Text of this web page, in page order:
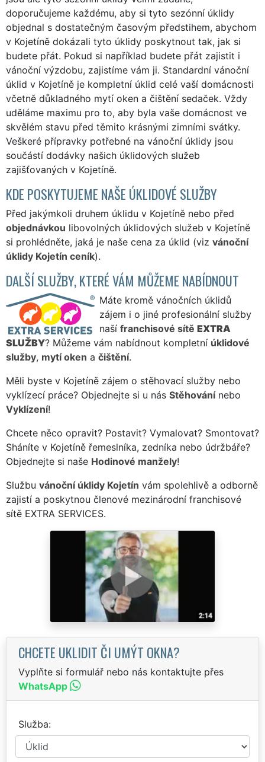
doporučujeme každému, aby si tyto sezónní úklidy
objednal s dostatečným časovým předstihem, abychom
v Kojetíně dokázali tyto úklidy poskytnout tak, jak si
budete přát. Pokud si například budete přát zajistit i
vánoční výzdobu, zajistíme vám ji. Standardní vánoční
úklid v Kojetíně je kompletní úklid celé vaší domácnosti
včetně důkladného mytí oken a čištění sedaček. Vždy
uděláme maximu pro to, aby byla vaše domácnost ve
skvělém stavu před těmito krásnými zimními svátky.
Veškeré přípravky potřebné na vánoční úklidy jsou
součástí dodávky našich úklidových služeb
zajišťovaných v Kojetíně.
KDE POSKYTUJEME NAŠE ÚKLIDOVÉ SLUŽBY
Před jakýmkoli druhem úklidu v Kojetíně nebo před
objednávkou libovolných úklidových služeb v Kojetíně
si prohlédněte, jaká je naše cena za úklid (viz vánoční
úklidy Kojetín ceník).
DALŠÍ SLUŽBY, KTERÉ VÁM MŮŽEME NABÍDNOUT
Máte kromě vánočních úklidů
zájem i o jiné profesionální služby
naší franchisové sítě EXTRA
SLUŽBY? Můžeme vám nabídnout kompletní úklidové
služby, mytí oken a čištění.
Měli byste v Kojetíně zájem o stěhovací služby nebo
vyklízecí práce? Objednejte si u nás Stěhovánínebo
Vyklízení!
Chcete něco opravit? Postavit? Vymalovat? Smontovat?
Sháníte v Kojetíně řemeslníka, zedníka nebo údržbáře?
Objednejte si naše Hodinové manžely!
Službu vánoční úklidy Kojetín vám spolehlivě a odborně
zajistí a poskytnou členové mezinárodní franchisové
sítě EXTRA SERVICES.
CHCETE UKLIDIT ČI UMÝT OKNA?
Vyplňte si formulář nebo nás kontaktujte přes
WhatsApp
Služba